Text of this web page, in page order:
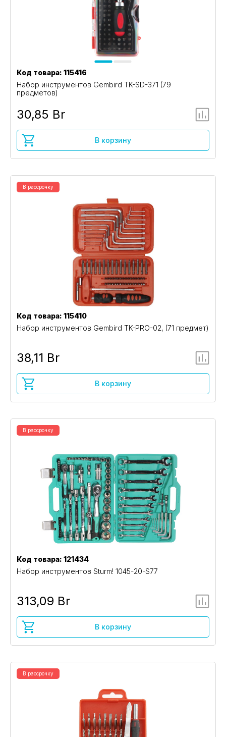
Код товара: 115416
Набор инструментов Gembird TK-SD-371 (79
предметов)
30,85 Br
В корзину
В рассрочку
Код товара: 115410
Набор инструментов Gembird TK-PRO-02, (71 предмет)
38,11 Br
В корзину
В рассрочку
Код товара: 121434
Набор инструментов Sturm! 1045-20-S77
313,09 Br
В корзину
В рассрочку